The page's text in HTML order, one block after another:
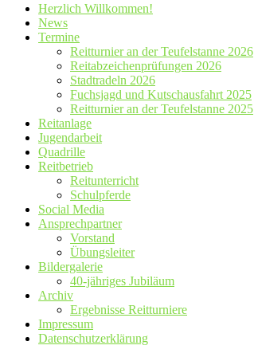
Herzlich Willkommen!
News
Termine
Reitturnier an der Teufelstanne 2026
Reitabzeichenprüfungen 2026
Stadtradeln 2026
Fuchsjagd und Kutschausfahrt 2025
Reitturnier an der Teufelstanne 2025
Reitanlage
Jugendarbeit
Quadrille
Reitbetrieb
Reitunterricht
Schulpferde
Social Media
Ansprechpartner
Vorstand
Übungsleiter
Bildergalerie
40-jähriges Jubiläum
Archiv
Ergebnisse Reitturniere
Impressum
Datenschutz­erklärung